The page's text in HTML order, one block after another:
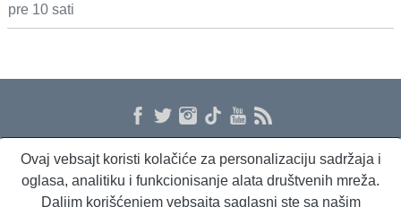
pre 10 sati
O nama Proizvodi i usluge Politika privatnosti Kontakt RSS
Ovaj vebsajt koristi kolačiće za personalizaciju sadržaja i
oglasa, analitiku i funkcionisanje alata društvenih mreža.
Daljim korišćenjem vebsajta saglasni ste sa našim